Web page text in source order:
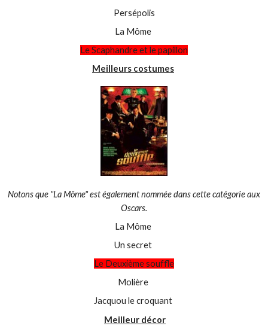
Persépolis
La Môme
Le Scaphandre et le papillon
Meilleurs costumes
Notons que "La Môme" est également nommée dans cette catégorie aux
Oscars.
La Môme
Un secret
Le Deuxième souffle
Molière
Jacquou le croquant
Meilleur décor